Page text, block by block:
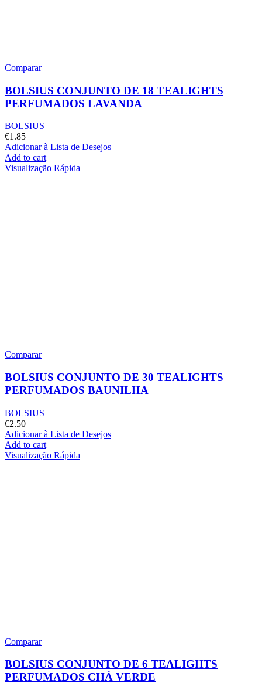
Comparar
BOLSIUS CONJUNTO DE 18 TEALIGHTS
PERFUMADOS LAVANDA
BOLSIUS
€1.85
Adicionar à Lista de Desejos
Add to cart
Visualização Rápida
Comparar
BOLSIUS CONJUNTO DE 30 TEALIGHTS
PERFUMADOS BAUNILHA
BOLSIUS
€2.50
Adicionar à Lista de Desejos
Add to cart
Visualização Rápida
Comparar
BOLSIUS CONJUNTO DE 6 TEALIGHTS
PERFUMADOS CHÁ VERDE